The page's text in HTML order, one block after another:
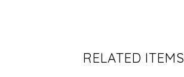
RELATED ITEMS